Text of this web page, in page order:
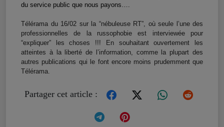
du service public que nous payons….
Télérama du 16/02 sur la “nébuleuse RT”, où seule l’une des
professionnelles de la russophobie est interviewée pour
“expliquer” les choses !!! En souhaitant ouvertement les
atteintes à la liberté de l’information, comme la plupart des
autres publications qui le font encore moins prudemment que
Télérama.
Partager cet article :